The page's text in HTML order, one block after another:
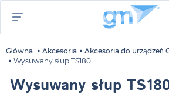
Główna Akcesoria
Akcesoria do urządzeń
Wysuwany słup TS180
Wysuwany słup